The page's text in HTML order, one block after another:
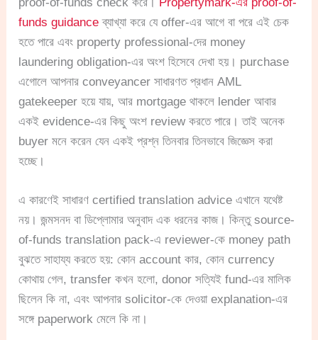
funds guidance ব্যাখ্যা করে যে offer-এর আগে বা পরে এই চেক
হতে পারে এবং property professional-দের money
laundering obligation-এর অংশ হিসেবে দেখা হয়। purchase
এগোলে আপনার conveyancer সাধারণত প্রধান AML
gatekeeper হয়ে যায়, আর mortgage থাকলে lender আবার
একই evidence-এর কিছু অংশ review করতে পারে। তাই অনেক
buyer মনে করেন যেন একই প্রশ্ন তিনবার তিনভাবে জিজ্ঞেস করা
হচ্ছে।
এ কারণেই সাধারণ certified translation advice এখানে যথেষ্ট
নয়। জন্মসনদ বা ডিপ্লোমার অনুবাদ এক ধরনের কাজ। কিন্তু source-
of-funds translation pack-এ reviewer-কে money path
বুঝতে সাহায্য করতে হয়: কোন account কার, কোন currency
কোথায় গেল, transfer কখন হলো, donor সত্যিই fund-এর মালিক
ছিলেন কি না, এবং আপনার solicitor-কে দেওয়া explanation-এর
সঙ্গে paperwork মেলে কি না।